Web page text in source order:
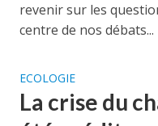
revenir sur les
centre de nos débats...
ECOLOGIE
La crise du